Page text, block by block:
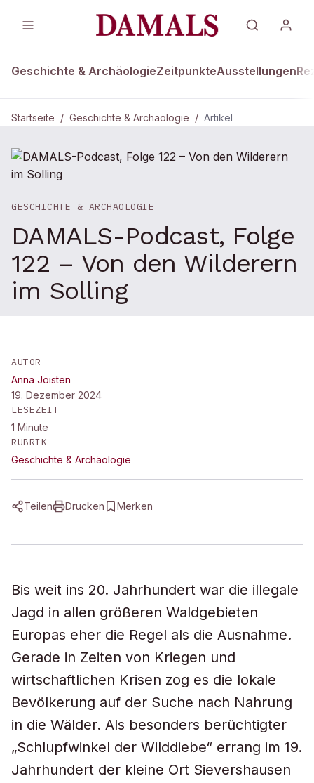
Geschichte & ArchäologieZeitpunkteAusstellungen
Startseite / Geschichte & Archäologie / Artikel
GESCHICHTE & ARCHÄOLOGIE
DAMALS-Podcast, Folge
122 – Von den Wilderern
im Solling
AUTOR
Anna Joisten
19. Dezember 2024
LESEZEIT
1 Minute
RUBRIK
Geschichte & Archäologie
Teilen Drucken Merken
Bis weit ins 20. Jahrhundert war die illegale
Jagd in allen größeren Waldgebieten
Europas eher die Regel als die Ausnahme.
Gerade in Zeiten von Kriegen und
wirtschaftlichen Krisen zog es die lokale
Bevölkerung auf der Suche nach Nahrung
in die Wälder. Als besonders berüchtigter
„Schlupfwinkel der Wilddiebe“ errang im 19.
Jahrhundert der kleine Ort Sievershausen